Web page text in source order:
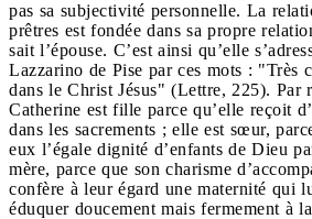
pas sa subjectivité personnelle. La
prêtres est fondée dans sa propre
sait l’épouse. C’est ainsi qu’elle
Lazzarino de Pise par ces mots : "Très
dans le Christ Jésus" (Lettre, 225). Par
Catherine est fille parce qu’elle reçoit
dans les sacrements ; elle est sœur,
eux l’égale dignité d’enfants de Dieu
mère, parce que son charisme
confère à leur égard une maternité qui
éduquer doucement mais fermement à